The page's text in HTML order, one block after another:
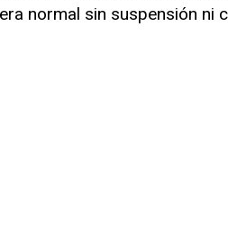
normal sin suspensión ni